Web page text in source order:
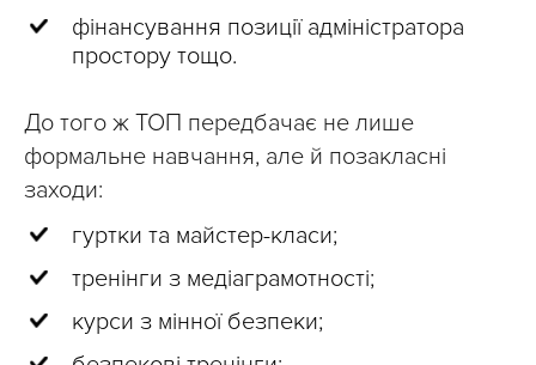
фінансування позиції адміністратора
простору тощо.
До того ж ТОП передбачає не лише
формальне навчання, але й позакласні
заходи:
гуртки та майстер-класи;
тренінги з медіаграмотності;
курси з мінної безпеки;